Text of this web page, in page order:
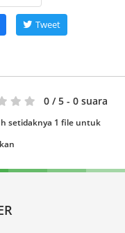
Tweet
0 / 5 - 0 suara
setidaknya 1 file untuk